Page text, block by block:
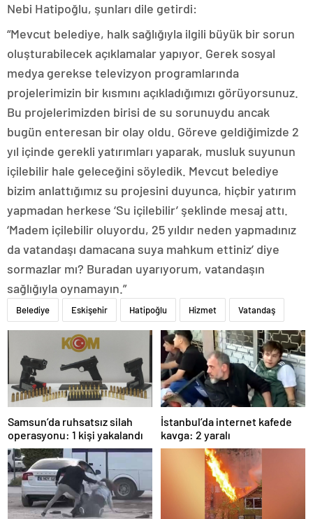
Nebi Hatipoğlu, şunları dile getirdi:
“Mevcut belediye, halk sağlığıyla ilgili büyük bir sorun
oluşturabilecek açıklamalar yapıyor. Gerek sosyal
medya gerekse televizyon programlarında
projelerimizin bir kısmını açıkladığımızı görüyorsunuz.
Bu projelerimizden birisi de su sorunuydu ancak
bugün enteresan bir olay oldu. Göreve geldiğimizde 2
yıl içinde gerekli yatırımları yaparak, musluk suyunun
içilebilir hale geleceğini söyledik. Mevcut belediye
bizim anlattığımız su projesini duyunca, hiçbir yatırım
yapmadan herkese ‘Su içilebilir’ şeklinde mesaj attı.
‘Madem içilebilir oluyordu, 25 yıldır neden yapmadınız
da vatandaşı damacana suya mahkum ettiniz’ diye
sormazlar mı? Buradan uyarıyorum, vatandaşın
sağlığıyla oynamayın.”
Belediye Eskişehir Hatipoğlu Hizmet Vatandaş
Samsun’da ruhsatsız silah
operasyonu: 1 kişi yakalandı
İstanbul’da internet kafede
kavga: 2 yaralı